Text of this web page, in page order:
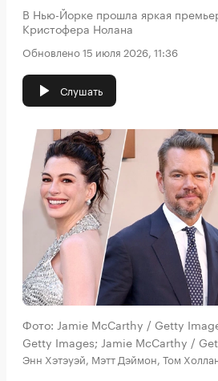
В Нью-Йорке прошла яркая
Кристофера Нолана
Обновлено 15 июля 2026, 11:36
Слушать
Фото: Jamie McCarthy / Getty
Getty Images; Jamie McCarthy /
Энн Хэтэуэй, Мэтт Дэймон, Том